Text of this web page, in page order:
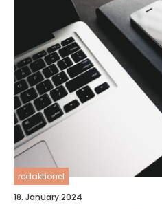
redaktionel
18. January 2024